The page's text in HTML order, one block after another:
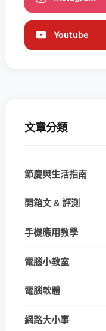
Youtube
文章分類
節慶與生活指南
開箱文 & 評測
手機應用教學
電腦小教室
電腦軟體
網路大小事